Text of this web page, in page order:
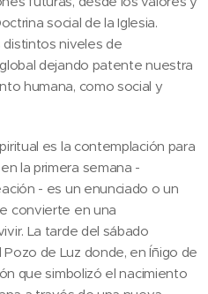
social de la Iglesia.
niveles de
dejando patente nuestra
humana, como social y
es la contemplación para
la primera semana -
- es un enunciado o un
convierte en una
La tarde del sábado
de Luz donde, en Íñigo de
que simbolizó el nacimiento